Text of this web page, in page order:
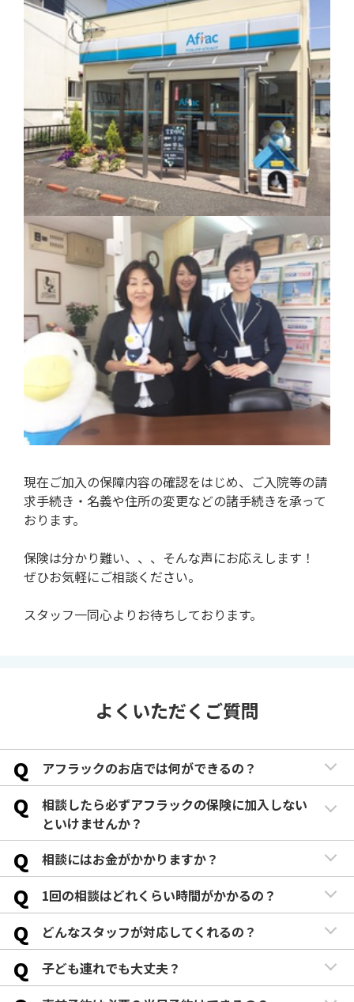
現在ご加入の保障内容の確認をはじめ、ご入院等の請
求手続き・名義や住所の変更などの諸手続きを承って
おります。
保険は分かり難い、、、そんな声にお応えします！
ぜひお気軽にご相談ください。
スタッフ一同心よりお待ちしております。
よくいただくご質問
Q アフラックのお店では何ができるの？
Q
相談したら必ずアフラックの保険に加入しない
といけませんか？
Q 相談にはお金がかかりますか？
Q 1回の相談はどれくらい時間がかかるの？
Q どんなスタッフが対応してくれるの？
Q 子ども連れでも大丈夫？